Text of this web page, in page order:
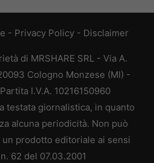
- Privacy Policy - Disclaimer
di MRSHARE SRL - Via A.
Cologno Monzese (MI) -
I.V.A. 10216150960
testata giornalistica, in quanto
alcuna periodicità. Non può
prodotto editoriale ai sensi
62 del 07.03.2001